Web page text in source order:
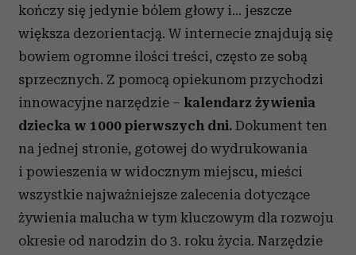
kończy się jedynie bólem głowy i… jeszcze
większa dezorientacją. W internecie znajdują się
bowiem ogromne ilości treści, często ze sobą
sprzecznych. Z pomocą opiekunom przychodzi
innowacyjne narzędzie – kalendarz żywienia
dziecka w 1000 pierwszych dni. Dokument ten
na jednej stronie, gotowej do wydrukowania
i powieszenia w widocznym miejscu, mieści
wszystkie najważniejsze zalecenia dotyczące
żywienia malucha w tym kluczowym dla rozwoju
okresie od narodzin do 3. roku życia. Narzędzie